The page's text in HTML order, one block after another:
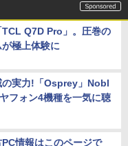
Q7D Pro」。圧巻の
極上体験に
の実力!「Osprey」Nobl
フォン4機種を一気に聴
情報はこのページで